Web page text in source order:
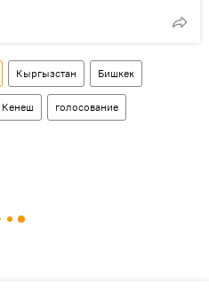
Кыргызстан Бишкек
Кенеш голосование